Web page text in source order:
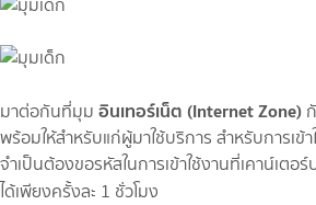
มาต่อกันที่มุม อินเทอร์เน็ต (Internet Zone)
พร้อมให้สำหรับแก่ผู้มาใช้บริการ สำหรับการเข้
จำเป็นต้องขอรหัสในการเข้าใช้งานที่เคาน์เตอร์
ได้เพียงครั้งละ 1 ชั่วโมง